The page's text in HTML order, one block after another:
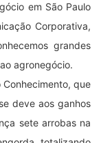
em São Paulo
Corporativa,
grandes
agronegócio.
que
deve aos ganhos
sete arrobas na